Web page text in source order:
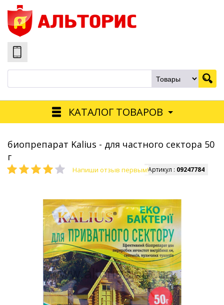
КАТАЛОГ ТОВАРОВ
биопрепарат Kalius - для частного сектора 50
г
Напиши отзыв первым!Артикул : 09247784